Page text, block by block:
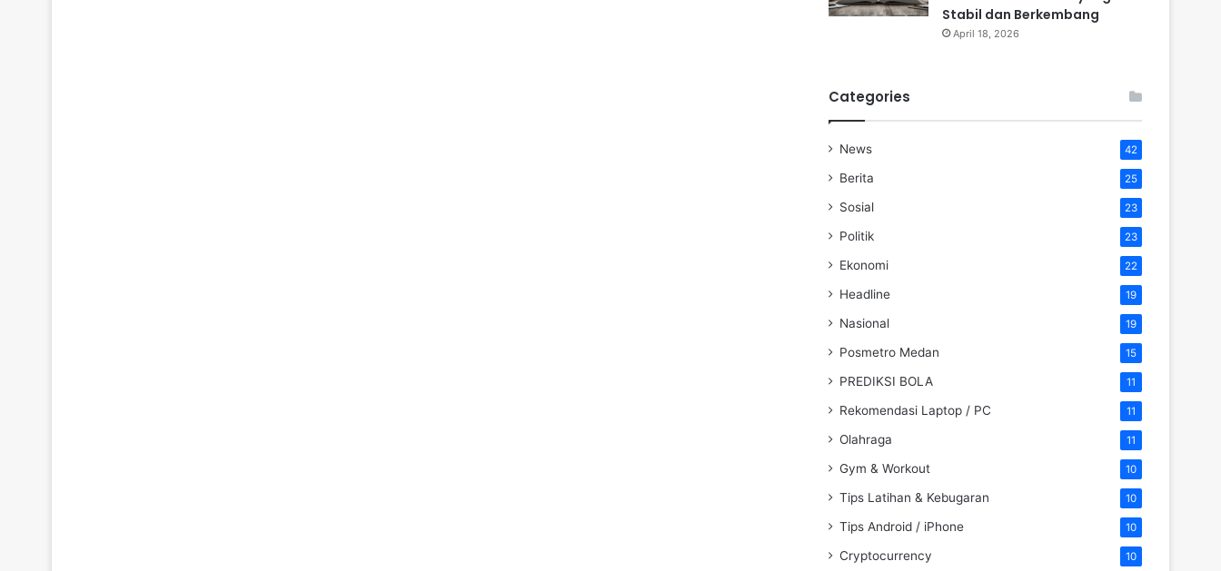
Stabil dan Berkembang
April 18, 2026
Categories
News 42
Berita 25
Sosial 23
Politik 23
Ekonomi 22
Headline 19
Nasional 19
Posmetro Medan 15
PREDIKSI BOLA 11
Rekomendasi Laptop / PC 11
Olahraga 11
Gym & Workout 10
Tips Latihan & Kebugaran 10
Tips Android / iPhone 10
Cryptocurrency 10